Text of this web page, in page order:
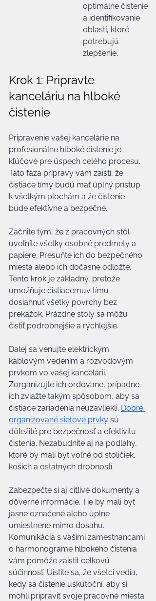
optimálne čistenie
a identifikovanie
oblastí, ktoré
potrebujú
zlepšenie.
Krok 1: Pripravte
kanceláriu na hlboké
čistenie
Pripravenie vašej kancelárie na
profesionálne hlboké čistenie je
kľúčové pre úspech celého procesu.
Táto fáza prípravy vám zaistí, že
čistiace tímy budú mať úplný prístup
k všetkým plochám a že čistenie
bude efektívne a bezpečné.
Začnite tým, že z pracovných stôl
uvoľníte všetky osobné predmety a
papiere. Presuňte ich do bezpečného
miesta alebo ich dočasne odložte.
Tento krok je základný, pretože
umožňuje čistiacemuv tímu
dosiahnuť všetky povrchy bez
prekážok. Prázdne stoly sa môžu
čistiť podrobnejšie a rýchlejšie.
Dalej sa venujte elektrickým
káblovým vedením a rozvodovým
prvkom vo vašej kancelárii.
Zorganizujte ich ordovane, prípadne
ich zviažte takým spôsobom, aby sa
čistiace zariadenia neuzavliekli. Dobre
organizované sieťové prvky sú
dôležité pre bezpečnosť a efektivitu
čistenia. Nezabudnite aj na podlahy,
ktoré by mali byť voľné od stoličiek,
koších a ostatných drobností.
Zabezpečte si aj citlivé dokumenty a
dôverné informácie. Tie by mali byť
jasne označené alebo úplne
umiestnené mimo dosahu.
Komunikácia s vašimi zamestnancami
o harmonograme hlbokého čistenia
vám pomôže zaistit celkovú
súčinnosť. Uistite sa, že všetci vedia,
kedy sa čistenie uskutoční, aby si
mohli pripraviť svoje pracovné miesta.